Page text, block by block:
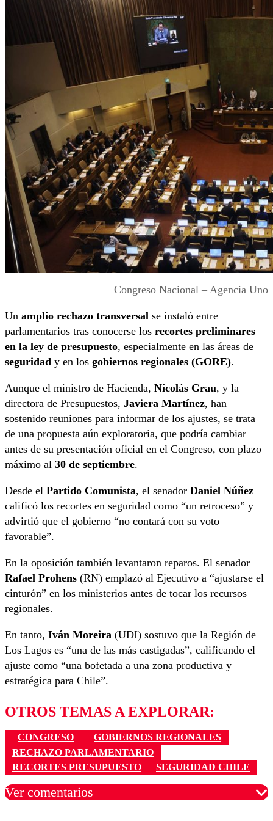
Congreso Nacional – Agencia Uno
Un amplio rechazo transversal se instaló entre
parlamentarios tras conocerse los recortes preliminares
en la ley de presupuesto, especialmente en las áreas de
seguridad y en los gobiernos regionales (GORE).
Aunque el ministro de Hacienda, Nicolás Grau, y la
directora de Presupuestos, Javiera Martínez, han
sostenido reuniones para informar de los ajustes, se trata
de una propuesta aún exploratoria, que podría cambiar
antes de su presentación oficial en el Congreso, con plazo
máximo al 30 de septiembre.
Desde el Partido Comunista, el senador Daniel Núñez
calificó los recortes en seguridad como “un retroceso” y
advirtió que el gobierno “no contará con su voto
favorable”.
En la oposición también levantaron reparos. El senador
Rafael Prohens (RN) emplazó al Ejecutivo a “ajustarse el
cinturón” en los ministerios antes de tocar los recursos
regionales.
En tanto, Iván Moreira (UDI) sostuvo que la Región de
Los Lagos es “una de las más castigadas”, calificando el
ajuste como “una bofetada a una zona productiva y
estratégica para Chile”.
OTROS TEMAS A EXPLORAR:
CONGRESO
GOBIERNOS REGIONALES
RECHAZO PARLAMENTARIO
RECORTES PRESUPUESTO
SEGURIDAD CHILE
Ver comentarios